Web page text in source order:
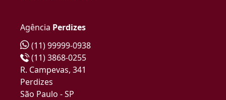
Agência Perdizes
(11) 99999-0938
(11) 3868-0255
R. Campevas, 341
Perdizes
São Paulo - SP